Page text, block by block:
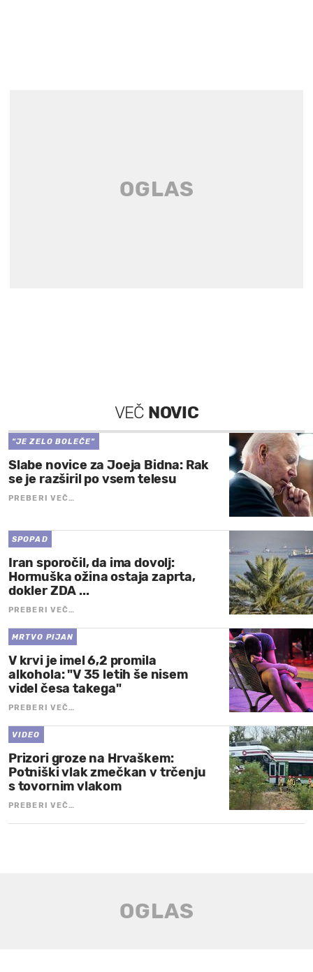
VEČ NOVIC
"JE ZELO BOLEČE"
Slabe novice za Joeja Bidna: Rak
se je razširil po vsem telesu
PREBERI VEČ…
SPOPAD
Iran sporočil, da ima dovolj:
Hormuška ožina ostaja zaprta,
dokler ZDA ...
PREBERI VEČ…
MRTVO PIJAN
V krvi je imel 6,2 promila
alkohola: "V 35 letih še nisem
videl česa takega"
PREBERI VEČ…
VIDEO
Prizori groze na Hrvaškem:
Potniški vlak zmečkan v trčenju
s tovornim vlakom
PREBERI VEČ…